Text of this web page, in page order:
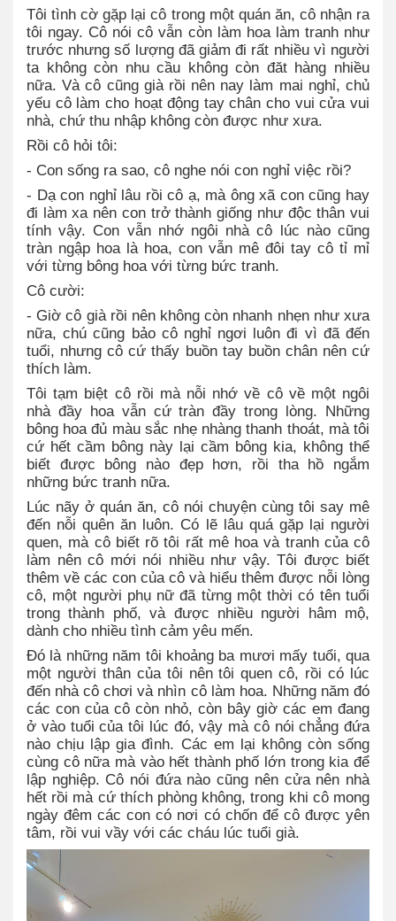
Tôi tình cờ gặp lại cô trong một quán ăn, cô nhận ra
tôi ngay. Cô nói cô vẫn còn làm hoa làm tranh như
trước nhưng số lượng đã giảm đi rất nhiều vì người
ta không còn nhu cầu không còn đăt hàng nhiều
nữa. Và cô cũng già rồi nên nay làm mai nghỉ, chủ
yếu cô làm cho hoạt động tay chân cho vui cửa vui
nhà, chứ thu nhập không còn được như xưa.
Rồi cô hỏi tôi:
- Con sống ra sao, cô nghe nói con nghỉ việc rồi?
- Dạ con nghỉ lâu rồi cô ạ, mà ông xã con cũng hay
đi làm xa nên con trở thành giống như độc thân vui
tính vậy. Con vẫn nhớ ngôi nhà cô lúc nào cũng
tràn ngập hoa là hoa, con vẫn mê đôi tay cô tỉ mỉ
với từng bông hoa với từng bức tranh.
Cô cười:
- Giờ cô già rồi nên không còn nhanh nhẹn như xưa
nữa, chú cũng bảo cô nghỉ ngơi luôn đi vì đã đến
tuổi, nhưng cô cứ thấy buồn tay buồn chân nên cứ
thích làm.
Tôi tạm biệt cô rồi mà nỗi nhớ về cô về một ngôi
nhà đầy hoa vẫn cứ tràn đầy trong lòng. Những
bông hoa đủ màu sắc nhẹ nhàng thanh thoát, mà tôi
cứ hết cầm bông này lại cầm bông kia, không thể
biết được bông nào đẹp hơn, rồi tha hồ ngắm
những bức tranh nữa.
Lúc nãy ở quán ăn, cô nói chuyện cùng tôi say mê
đến nỗi quên ăn luôn. Có lẽ lâu quá gặp lại người
quen, mà cô biết rõ tôi rất mê hoa và tranh của cô
làm nên cô mới nói nhiều như vậy. Tôi được biết
thêm về các con của cô và hiểu thêm được nỗi lòng
cô, một người phụ nữ đã từng một thời có tên tuổi
trong thành phố, và được nhiều người hâm mộ,
dành cho nhiều tình cảm yêu mến.
Đó là những năm tôi khoảng ba mươi mấy tuổi, qua
một người thân của tôi nên tôi quen cô, rồi có lúc
đến nhà cô chơi và nhìn cô làm hoa. Những năm đó
các con của cô còn nhỏ, còn bây giờ các em đang
ở vào tuổi của tôi lúc đó, vậy mà cô nói chẳng đứa
nào chịu lập gia đình. Các em lại không còn sống
cùng cô nữa mà vào hết thành phố lớn trong kia để
lập nghiệp. Cô nói đứa nào cũng nên cửa nên nhà
hết rồi mà cứ thích phòng không, trong khi cô mong
ngày đêm các con có nơi có chốn để cô được yên
tâm, rồi vui vầy với các cháu lúc tuổi già.